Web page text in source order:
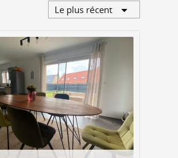
Le plus récent